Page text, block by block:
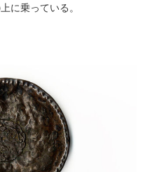
に乗っている。